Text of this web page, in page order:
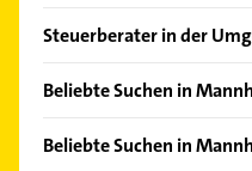
Feudenheim
Lindenhof
Neckarstadt
Steuerberater in der
Altrip
Neuhofen Pfalz
Beliebte Suchen in
Physikalische Therapie
Beliebte Suchen in